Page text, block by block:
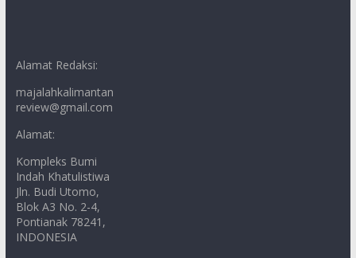
Alamat Redaksi:
majalahkalimantan
review@gmail.com
Alamat:
Kompleks Bumi
Indah Khatulistiwa
Jln. Budi Utomo,
Blok A3 No. 2-4,
Pontianak 78241,
INDONESIA